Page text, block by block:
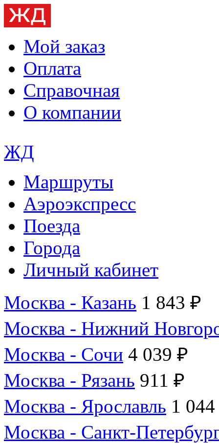
Мой заказ
Оплата
Справочная
О компании
ЖД
Маршруты
Аэроэкспресс
Поезда
Города
Личный кабинет
Москва - Казань 1 843 ₽
Москва - Нижний
Москва - Сочи 4 039 ₽
Москва - Рязань 911 ₽
Москва - Ярославль 1
Москва - Санкт-